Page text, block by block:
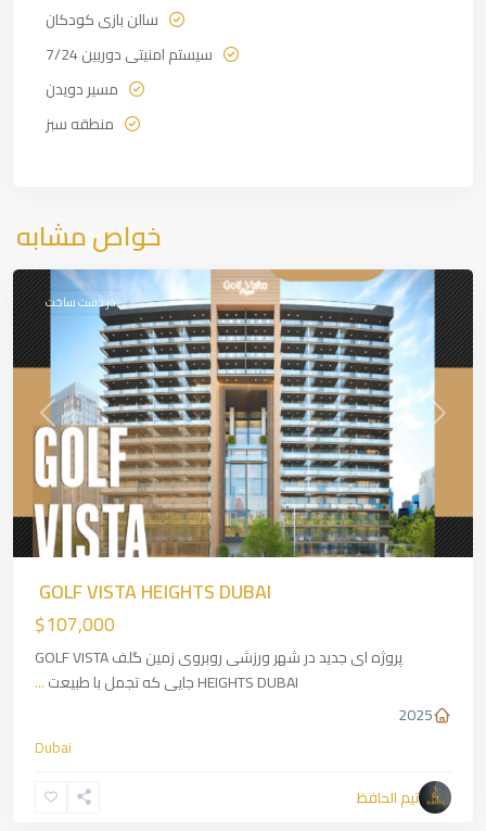
سالن بازی کودکان
سیستم امنیتی دوربین 7/24
مسیر دویدن
منطقه سبز
خواص مشابه
Next
در دست ساخت
GOLF VISTA HEIGHTS DUBAI
$107,000
پروژه ای جدید در شهر ورزشی روبروی زمین گلف GOLF VISTA
HEIGHTS DUBAI جایی که تجمل با طبیعت
...
2025
Dubai
تیم الحافظWarsan,